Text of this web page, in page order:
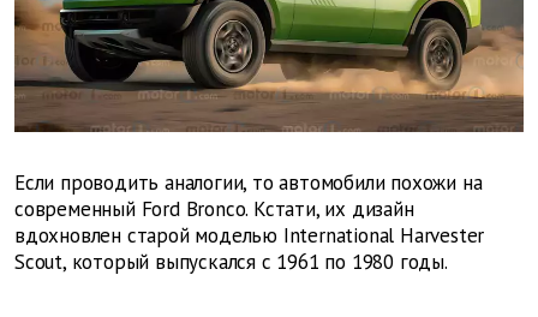
Если проводить аналогии, то автомобили похожи на
современный Ford Bronco. Кстати, их дизайн
вдохновлен старой моделью International Harvester
Scout, который выпускался с 1961 по 1980 годы.